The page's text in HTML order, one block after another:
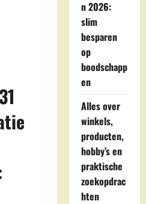
n 2026:
slim
besparen
op
boodschapp
en
Alles over
winkels,
producten,
hobby’s en
praktische
zoekopdrac
hten